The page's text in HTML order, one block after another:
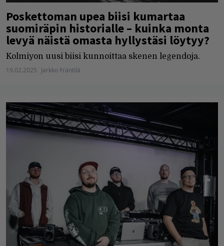
Poskettoman upea biisi kumartaa
suomiräpin historialle – kuinka monta
levyä näistä omasta hyllystäsi löytyy?
Kolmiyon uusi biisi kunnoittaa skenen legendoja.
19.02.2025 Jarkko Fräntilä